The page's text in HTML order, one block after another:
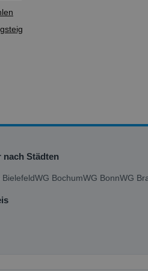
nach Städten
BielefeldWG BochumWG BonnWG